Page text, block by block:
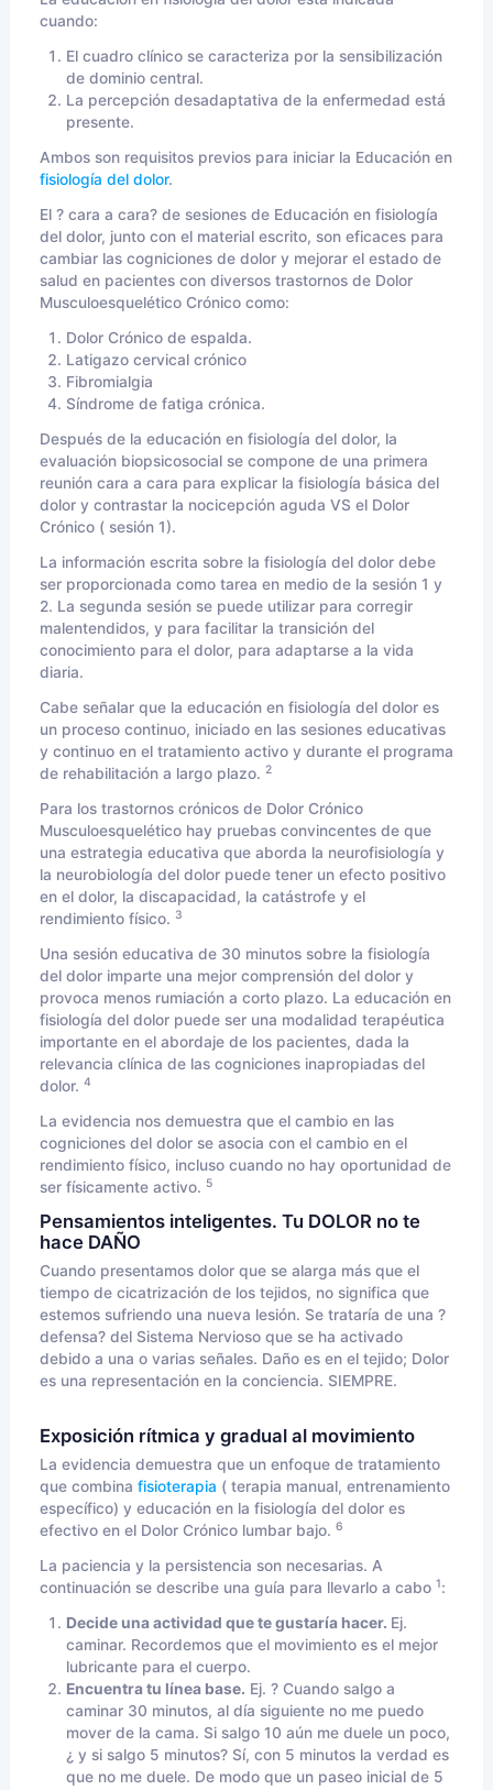
cuando:
El cuadro clínico se caracteriza por la sensibilización
de dominio central.
La percepción desadaptativa de la enfermedad está
presente.
Ambos son requisitos previos para iniciar la Educación en
fisiología del dolor.
El ? cara a cara? de sesiones de Educación en fisiología
del dolor, junto con el material escrito, son eficaces para
cambiar las cogniciones de dolor y mejorar el estado de
salud en pacientes con diversos trastornos de Dolor
Musculoesquelético Crónico como:
Dolor Crónico de espalda.
Latigazo cervical crónico
Fibromialgia
Síndrome de fatiga crónica.
Después de la educación en fisiología del dolor, la
evaluación biopsicosocial se compone de una primera
reunión cara a cara para explicar la fisiología básica del
dolor y contrastar la nocicepción aguda VS el Dolor
Crónico ( sesión 1).
La información escrita sobre la fisiología del dolor debe
ser proporcionada como tarea en medio de la sesión 1 y
2. La segunda sesión se puede utilizar para corregir
malentendidos, y para facilitar la transición del
conocimiento para el dolor, para adaptarse a la vida
diaria.
Cabe señalar que la educación en fisiología del dolor es
un proceso continuo, iniciado en las sesiones educativas
y continuo en el tratamiento activo y durante el programa
de rehabilitación a largo plazo. 2
Para los trastornos crónicos de Dolor Crónico
Musculoesquelético hay pruebas convincentes de que
una estrategia educativa que aborda la neurofisiología y
la neurobiología del dolor puede tener un efecto positivo
en el dolor, la discapacidad, la catástrofe y el
rendimiento físico. 3
Una sesión educativa de 30 minutos sobre la fisiología
del dolor imparte una mejor comprensión del dolor y
provoca menos rumiación a corto plazo. La educación en
fisiología del dolor puede ser una modalidad terapéutica
importante en el abordaje de los pacientes, dada la
relevancia clínica de las cogniciones inapropiadas del
dolor. 4
La evidencia nos demuestra que el cambio en las
cogniciones del dolor se asocia con el cambio en el
rendimiento físico, incluso cuando no hay oportunidad de
ser físicamente activo. 5
Pensamientos inteligentes. Tu DOLOR no te
hace DAÑO
Cuando presentamos dolor que se alarga más que el
tiempo de cicatrización de los tejidos, no significa que
estemos sufriendo una nueva lesión. Se trataría de una ?
defensa? del Sistema Nervioso que se ha activado
debido a una o varias señales. Daño es en el tejido; Dolor
es una representación en la conciencia. SIEMPRE.
Exposición rítmica y gradual al movimiento
La evidencia demuestra que un enfoque de tratamiento
que combina fisioterapia ( terapia manual, entrenamiento
específico) y educación en la fisiología del dolor es
efectivo en el Dolor Crónico lumbar bajo. 6
La paciencia y la persistencia son necesarias. A
continuación se describe una guía para llevarlo a cabo 1:
Decide una actividad que te gustaría hacer. Ej.
caminar. Recordemos que el movimiento es el mejor
lubricante para el cuerpo.
Encuentra tu línea base. Ej. ? Cuando salgo a
caminar 30 minutos, al día siguiente no me puedo
mover de la cama. Si salgo 10 aún me duele un poco,
¿ y si salgo 5 minutos? Sí, con 5 minutos la verdad es
que no me duele. De modo que un paseo inicial de 5